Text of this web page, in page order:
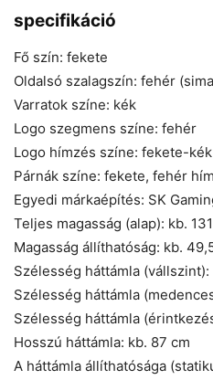
specifikáció
Fő szín: fekete
Oldalsó szalagszín: fehér
Varratok színe: kék
Logo szegmens színe: fehér
Logo hímzés színe: fekete-kék
Párnák színe: fekete, fehér
Egyedi márkaépítés: SK
Teljes magasság (alap): kb.
Magasság állíthatóság: kb.
Szélesség háttámla (vállszint):
Szélesség háttámla
Szélesség háttámla
Hosszú háttámla: kb. 87 cm
A háttámla állíthatósága